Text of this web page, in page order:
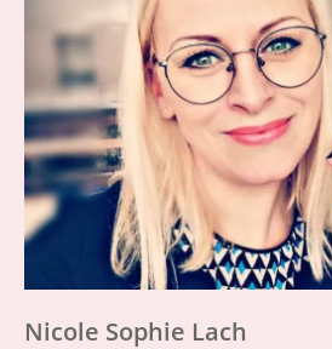
Nicole Sophie Lach